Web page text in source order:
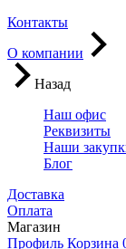
Контакты
О компании
Назад
Наш офис
Реквизиты
Наши
Блог
Доставка
Оплата
Магазин
Профиль Корзина